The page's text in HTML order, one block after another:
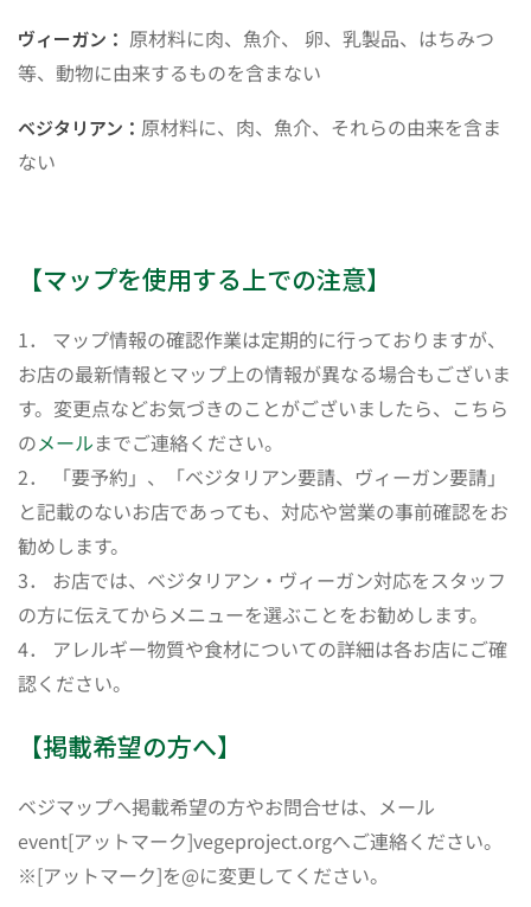
ヴィーガン： 原材料に肉、魚介、 卵、乳製品、はちみつ
等、動物に由来するものを含まない
ベジタリアン： 原材料に、肉、魚介、それらの由来を含ま
ない
【マップを使用する上での注意】
1． マップ情報の確認作業は定期的に行っておりますが、
お店の最新情報とマップ上の情報が異なる場合もございま
す。変更点などお気づきのことがございましたら、こちら
のメールまでご連絡ください。
2． 「要予約」、「ベジタリアン要請、ヴィーガン要請」
と記載のないお店であっても、対応や営業の事前確認をお
勧めします。
3． お店では、ベジタリアン・ヴィーガン対応をスタッフ
の方に伝えてからメニューを選ぶことをお勧めします。
4． アレルギー物質や食材についての詳細は各お店にご確
認ください。
【掲載希望の方へ】
ベジマップへ掲載希望の方やお問合せは、メール
event[アットマーク]vegeproject.orgへご連絡ください。
※[アットマーク]を@に変更してください。